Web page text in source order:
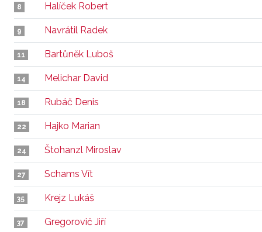
8 Halíček Robert
9 Navrátil Radek
11 Bartůněk Luboš
14 Melichar David
18 Rubáč Denis
22 Hajko Marian
24 Štohanzl Miroslav
27 Schams Vít
35 Krejz Lukáš
37 Gregorovič Jiří